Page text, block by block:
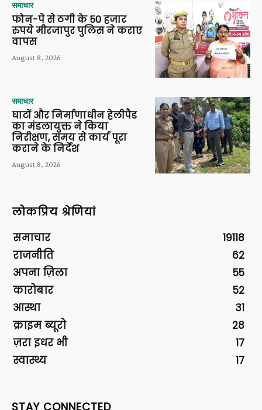
समाचार
फोन-पे से ठगी के 50 हजार
रुपये मीरजापुर पुलिस ने कराए
वापस
August 8, 2026
समाचार
घाटों और निर्माणाधीन हेलीपैड
का मंडलायुक्त ने किया
निरीक्षण, समय से कार्य पूरा
कराने के निर्देश
August 8, 2026
लोकप्रिय श्रेणियां
समाचार
19118
राजनीति
62
अपना ज़िला
55
कारोबार
52
आस्था
31
क्राइम ब्यूरो
28
ज़रा इधर भी
17
स्वास्थ्य
17
STAY CONNECTED